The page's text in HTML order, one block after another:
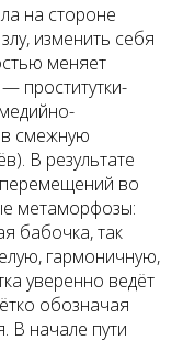
на стороне
изменить себя
меняет
проститутки-
в смежную
В результате
во
метаморфозы:
бабочка, так
гармоничную,
уверенно ведёт
обозначая
В начале пути